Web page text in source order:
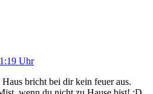
Uhr
bricht bei dir kein feuer aus.